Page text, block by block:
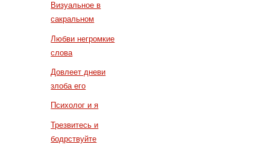
Визуальное в
сакральном
Любви негромкие
слова
Довлеет дневи
злоба его
Психолог и я
Трезвитесь и
бодрствуйте